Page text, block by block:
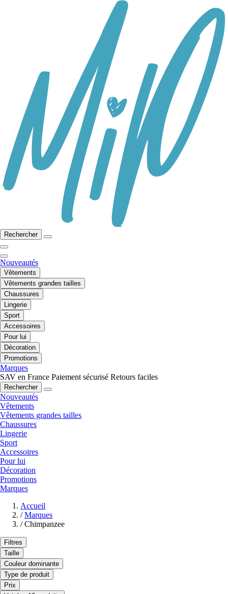
Rechercher
Nouveautés
Vêtements
Vêtements grandes tailles
Chaussures
Lingerie
Sport
Accessoires
Pour lui
Décoration
Promotions
Marques
SAV en France Paiement sécurisé Retours faciles
Rechercher
Nouveautés
Vêtements
Vêtements grandes tailles
Chaussures
Lingerie
Sport
Accessoires
Pour lui
Décoration
Promotions
Marques
Accueil
/ Marques
/ Chimpanzee
Filtres
Taille
Couleur dominante
Type de produit
Prix